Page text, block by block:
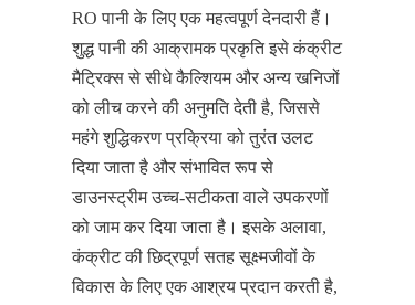
RO पानी के लिए एक महत्वपूर्ण देनदारी हैं।
शुद्ध पानी की आक्रामक प्रकृति इसे कंक्रीट
मैट्रिक्स से सीधे कैल्शियम और अन्य खनिजों
को लीच करने की अनुमति देती है, जिससे
महंगे शुद्धिकरण प्रक्रिया को तुरंत उलट
दिया जाता है और संभावित रूप से
डाउनस्ट्रीम उच्च-सटीकता वाले उपकरणों
को जाम कर दिया जाता है। इसके अलावा,
कंक्रीट की छिद्रपूर्ण सतह सूक्ष्मजीवों के
विकास के लिए एक आश्रय प्रदान करती है,